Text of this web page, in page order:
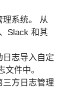
理系统。 从
Slack 和其
日志导入自定
件中。
三方日志管理